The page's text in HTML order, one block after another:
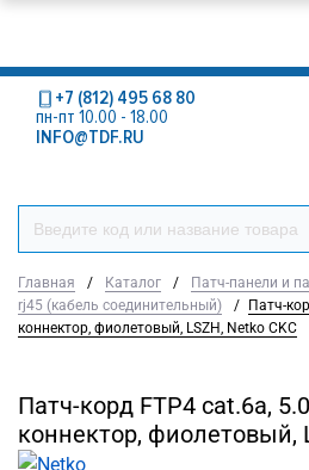
+7 (812) 495 68 80
пн-пт 10.00 - 18.00
INFO@TDF.RU
Главная / Каталог / Патч-панели и
rj45 (кабель соединительный)
/
Патч-
коннектор, фиолетовый, LSZH, Netko CKC
Патч-корд FTP4 cat.6a,
коннектор, фиолетовый,